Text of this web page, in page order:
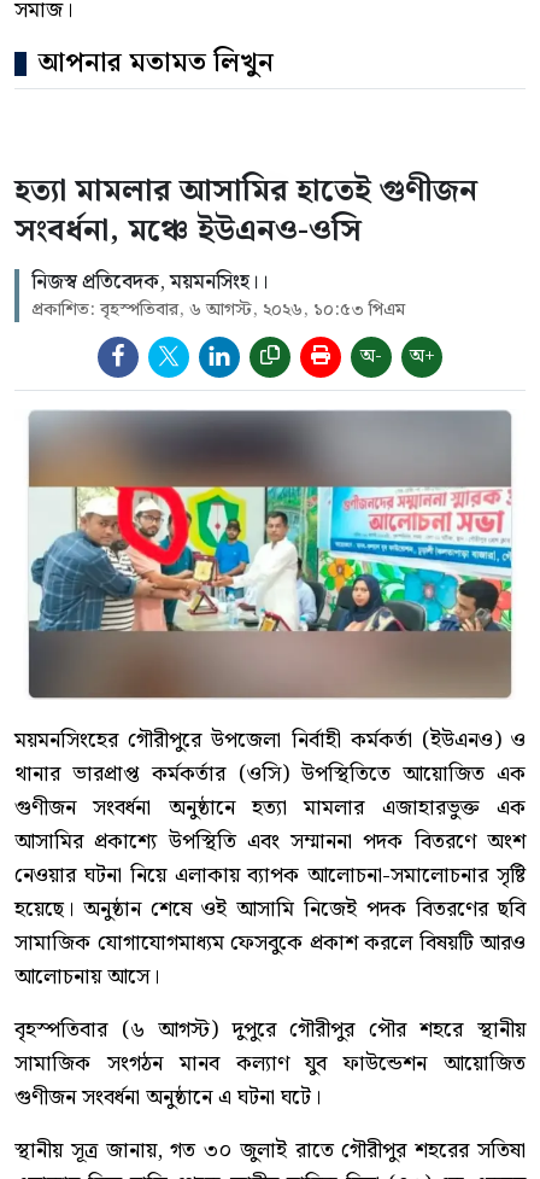
সমাজ।
আপনার মতামত লিখুন
হত্যা মামলার আসামির হাতেই গুণীজন
সংবর্ধনা, মঞ্চে ইউএনও-ওসি
নিজস্ব প্রতিবেদক, ময়মনসিংহ।।
প্রকাশিত: বৃহস্পতিবার, ৬ আগস্ট, ২০২৬, ১০:৫৩ পিএম
অ- অ+
ময়মনসিংহের গৌরীপুরে উপজেলা নির্বাহী কর্মকর্তা (ইউএনও) ও
থানার ভারপ্রাপ্ত কর্মকর্তার (ওসি) উপস্থিতিতে আয়োজিত এক
গুণীজন সংবর্ধনা অনুষ্ঠানে হত্যা মামলার এজাহারভুক্ত এক
আসামির প্রকাশ্যে উপস্থিতি এবং সম্মাননা পদক বিতরণে অংশ
নেওয়ার ঘটনা নিয়ে এলাকায় ব্যাপক আলোচনা-সমালোচনার সৃষ্টি
হয়েছে। অনুষ্ঠান শেষে ওই আসামি নিজেই পদক বিতরণের ছবি
সামাজিক যোগাযোগমাধ্যম ফেসবুকে প্রকাশ করলে বিষয়টি আরও
আলোচনায় আসে।
বৃহস্পতিবার (৬ আগস্ট) দুপুরে গৌরীপুর পৌর শহরে স্থানীয়
সামাজিক সংগঠন মানব কল্যাণ যুব ফাউন্ডেশন আয়োজিত
গুণীজন সংবর্ধনা অনুষ্ঠানে এ ঘটনা ঘটে।
স্থানীয় সূত্র জানায়, গত ৩০ জুলাই রাতে গৌরীপুর শহরের সতিষা